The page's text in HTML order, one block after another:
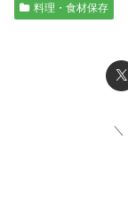
料理・食材保存